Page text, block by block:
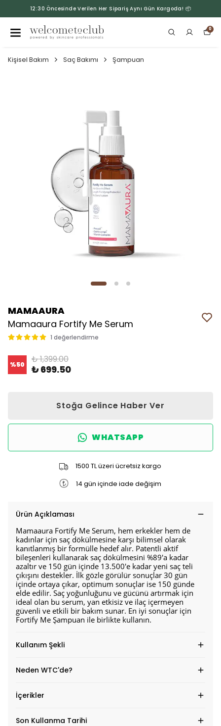
12:30 Öncesinde Verilen Her Sipariş Aynı Gün Kargoda! 📦
0
Kişisel Bakım Saç Bakımı Şampuan
MAMAAURA
Mamaaura Fortify Me Serum
1 değerlendirme
%50 ₺ 1,399.00
₺ 699.50
Stoğa Gelince Haber Ver
WHATSAPP
1500 TL üzeri ücretsiz kargo
14 gün içinde iade değişim
Ürün Açıklaması
Mamaaura Fortify Me Serum, hem erkekler hem de
kadınlar için saç dökülmesine karşı bilimsel olarak
kanıtlanmış bir formülle hedef alır. Patentli aktif
bileşenleri kullanarak saç dökülmesini %89'a kadar
azaltır ve 150 gün içinde 13.500'e kadar yeni saç teli
çıkışını destekler. İlk gözle görülür sonuçlar 30 gün
içinde ortaya çıkar, optimum sonuçlar ise 150 günde
elde edilir. Saç yoğunluğunu ve gücünü artırmak için
ideal olan bu serum, yan etkisiz ve ilaç içermeyen
güvenli ve etkili bir bakım sunar. En iyi sonuçlar için
Fortify Me Şampuan ile birlikte kullanın.
Kullanım Şekli
Neden WTC'de?
İçerikler
Son Kullanma Tarihi